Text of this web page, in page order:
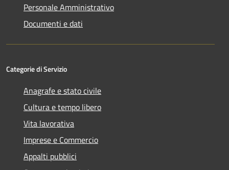
Personale Amministrativo
Documenti e dati
Categorie di Servizio
Anagrafe e stato civile
Cultura e tempo libero
Vita lavorativa
Imprese e Commercio
Appalti pubblici